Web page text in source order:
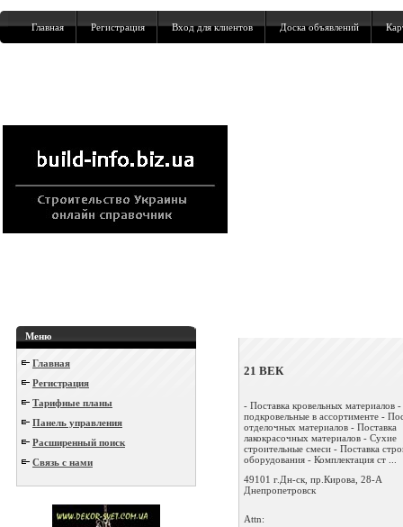
Главная Регистрация Вход для клиентов Доска объявлений
Меню
Главная
Регистрация
Тарифные планы
Панель управления
Расширенный поиск
Связь с нами
21 ВЕК
- Поставка кровельных материалов
подкровельные в ассортименте -
отделочных материалов - Поставка
лакокрасочных материалов - Сухие
строительные смеси - Поставка
оборудования - Комплектация ст ...
49101 г.Дн-ск, пр.Кирова, 28-А
Днепропетровск
Attn: